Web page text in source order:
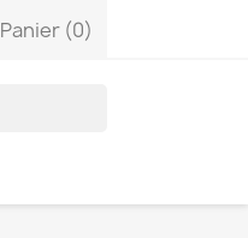
Panier (0)